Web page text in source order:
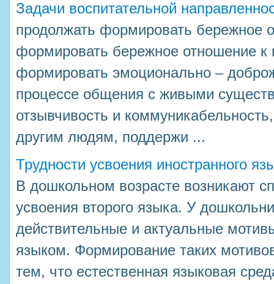
Задачи воспитательной
продолжать формировать бережное
формировать бережное отношение
формировать эмоционально –
процессе общения с живыми
отзывчивость и
другим людям, поддержи ...
Трудности усвоения иностранного
В дошкольном возрасте возникают
усвоения второго языка. У
действительные и актуальные
языком. Формирование таких
тем, что естественная языковая